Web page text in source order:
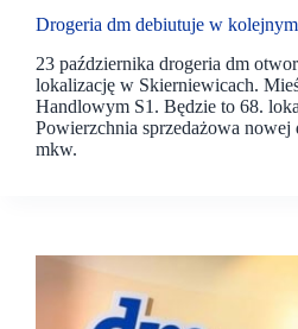
Drogeria dm debiutuje w
23 października drogeria dm
lokalizację w Skierniewicach.
Handlowym S1. Będzie to 68.
Powierzchnia sprzedażowa nowej
mkw.